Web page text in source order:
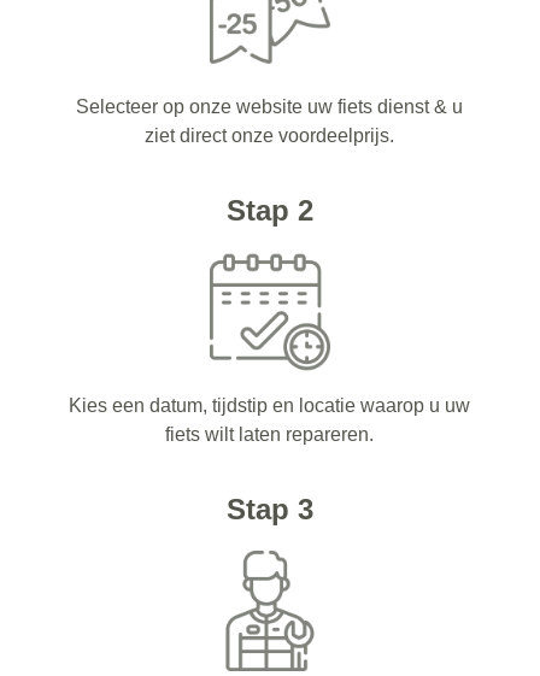
Selecteer op onze website uw fiets dienst & u
ziet direct onze voordeelprijs.
Stap 2
Kies een datum, tijdstip en locatie waarop u uw
fiets wilt laten repareren.
Stap 3